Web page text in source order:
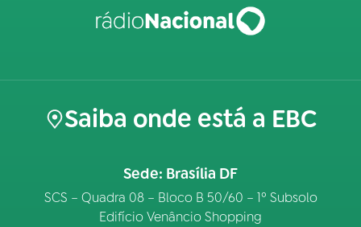
Saiba onde está a EBC
Sede: Brasília DF
SCS – Quadra 08 – Bloco B 50/60 – 1º Subsolo
Edifício Venâncio Shopping